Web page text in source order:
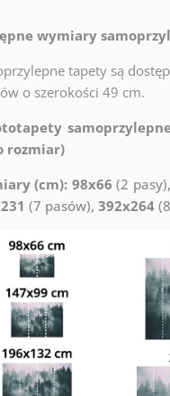
wymiary
tapety są
o szerokości 49 cm.
rozmiar)
(cm): 98x66 (2 pasy),
(7 pasów), 392x264